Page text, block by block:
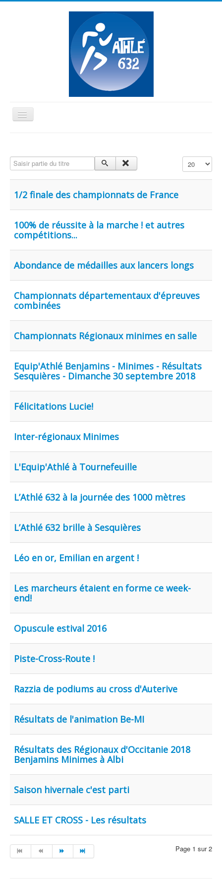
Basculer
la
Vous êtes ici : Accueil Benjamins-Minimes
Saisir partie du titre Affichage #
1/2 finale des championnats de France
100% de réussite à la marche ! et autres
compétitions...
Abondance de médailles aux lancers longs
Championnats départementaux d'épreuves
combinées
Championnats Régionaux minimes en salle
Equip'Athlé Benjamins - Minimes - Résultats
Sesquières - Dimanche 30 septembre 2018
Félicitations Lucie!
Inter-régionaux Minimes
L'Equip'Athlé à Tournefeuille
L’Athlé 632 à la journée des 1000 mètres
L’Athlé 632 brille à Sesquières
Léo en or, Emilian en argent !
Les marcheurs étaient en forme ce week-
end!
Opuscule estival 2016
Piste-Cross-Route !
Razzia de podiums au cross d'Auterive
Résultats de l'animation Be-MI
Résultats des Régionaux d'Occitanie 2018
Benjamins Minimes à Albi
Saison hivernale c'est parti
SALLE ET CROSS - Les résultats
Page 1 sur 2